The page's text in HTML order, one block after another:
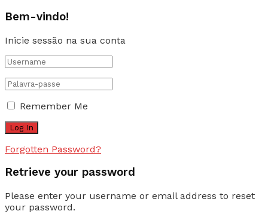
Bem-vindo!
Inicie sessão na sua conta
Remember Me
Forgotten Password?
Retrieve your password
Please enter your username or email address to reset
your password.